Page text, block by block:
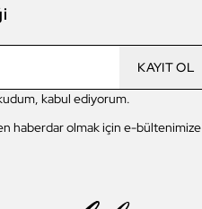
KAYIT OL
kabul ediyorum.
haberdar olmak için e-bültenimize